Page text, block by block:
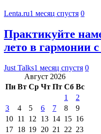
Lenta.ru1 месяц спустя 0
Практикуйте
лето в гармонии
Just Talks1 месяц спустя 0
Август 2026
Пн Вт Ср Чт Пт Сб Вс
1
2
3
4 5 6 7 8
9
10 11 12 13 14 15 16
17 18 19 20 21 22 23